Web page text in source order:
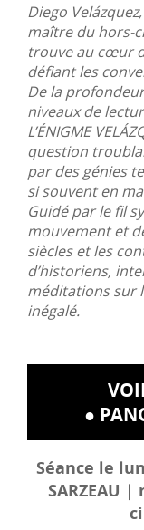
Diego
maître du hors-
trouve au cœur
défiant les
De la
niveaux de
L’ÉNIGME
question
par des génies
si souvent en
Guidé par le fil
mouvement et
siècles et les
d’historiens,
méditations sur
inégalé.
●
Séance le
SARZEAU